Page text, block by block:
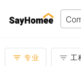
专业 工